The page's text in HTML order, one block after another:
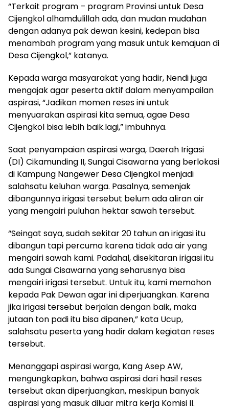
“Terkait program – program Provinsi untuk Desa
Cijengkol alhamdulillah ada, dan mudan mudahan
dengan adanya pak dewan kesini, kedepan bisa
menambah program yang masuk untuk kemajuan di
Desa Cijengkol,” katanya.
Kepada warga masyarakat yang hadir, Nendi juga
mengajak agar peserta aktif dalam menyampailan
aspirasi, “Jadikan momen reses ini untuk
menyuarakan aspirasi kita semua, agae Desa
Cijengkol bisa lebih baik.lagi,” imbuhnya.
Saat penyampaian aspirasi warga, Daerah Irigasi
(DI) Cikamunding II, Sungai Cisawarna yang berlokasi
di Kampung Nangewer Desa Cijengkol menjadi
salahsatu keluhan warga. Pasalnya, semenjak
dibangunnya irigasi tersebut belum ada aliran air
yang mengairi puluhan hektar sawah tersebut.
“Seingat saya, sudah sekitar 20 tahun an irigasi itu
dibangun tapi percuma karena tidak ada air yang
mengairi sawah kami. Padahal, disekitaran irigasi itu
ada Sungai Cisawarna yang seharusnya bisa
mengairi irigasi tersebut. Untuk itu, kami memohon
kepada Pak Dewan agar ini diperjuangkan. Karena
jika irigasi tersebut berjalan dengan baik, maka
jutaan ton padi itu bisa dipanen,” kata Ucup,
salahsatu peserta yang hadir dalam kegiatan reses
tersebut.
Menanggapi aspirasi warga, Kang Asep AW,
mengungkapkan, bahwa aspirasi dari hasil reses
tersebut akan diperjuangkan, meskipun banyak
aspirasi yang masuk diluar mitra kerja Komisi II.